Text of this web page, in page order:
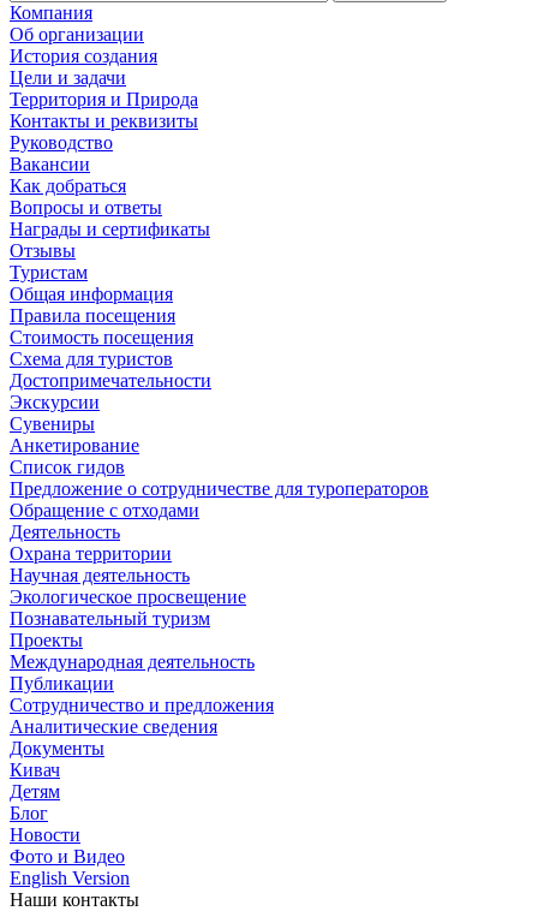
Компания
Об организации
История создания
Цели и задачи
Территория и Природа
Контакты и реквизиты
Руководство
Вакансии
Как добраться
Вопросы и ответы
Награды и сертификаты
Отзывы
Туристам
Общая информация
Правила посещения
Стоимость посещения
Схема для туристов
Достопримечательности
Экскурсии
Сувениры
Анкетирование
Список гидов
Предложение о сотрудничестве для туроператоров
Обращение с отходами
Деятельность
Охрана территории
Научная деятельность
Экологическое просвещение
Познавательный туризм
Проекты
Международная деятельность
Публикации
Сотрудничество и предложения
Аналитические сведения
Документы
Кивач
Детям
Блог
Новости
Фото и Видео
English Version
Наши контакты